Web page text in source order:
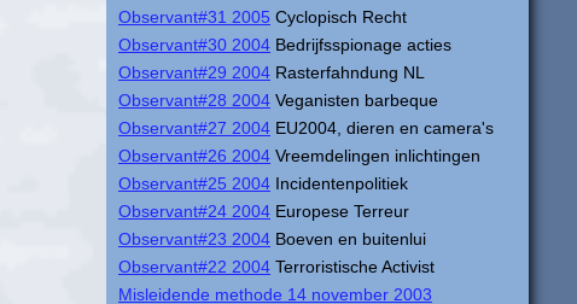
Observant#31 2005 Cyclopisch Recht
Observant#30 2004 Bedrijfsspionage acties
Observant#29 2004 Rasterfahndung NL
Observant#28 2004 Veganisten barbeque
Observant#27 2004 EU2004, dieren en camera's
Observant#26 2004 Vreemdelingen inlichtingen
Observant#25 2004 Incidentenpolitiek
Observant#24 2004 Europese Terreur
Observant#23 2004 Boeven en buitenlui
Observant#22 2004 Terroristische Activist
Misleidende methode 14 november 2003